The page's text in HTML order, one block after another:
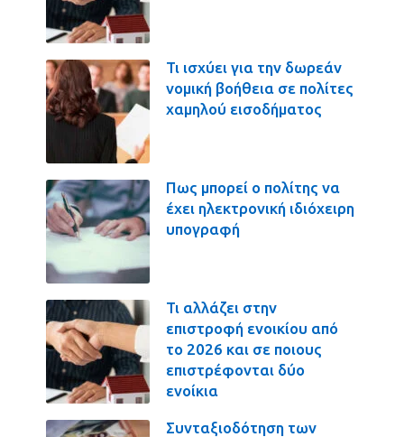
Τι ισχύει για την δωρεάν
νομική βοήθεια σε πολίτες
χαμηλού εισοδήματος
Πως μπορεί ο πολίτης να
έχει ηλεκτρονική ιδιόχειρη
υπογραφή
Τι αλλάζει στην
επιστροφή ενοικίου από
το 2026 και σε ποιους
επιστρέφονται δύο
ενοίκια
Συνταξιοδότηση των